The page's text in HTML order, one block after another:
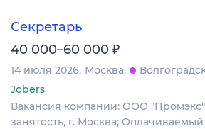
Секретарь
40 000–60 000 ₽
14 июля 2026 Москва
Jobers
Вакансия компании: ООО
занятость, г. Москва; Оплачиваемый